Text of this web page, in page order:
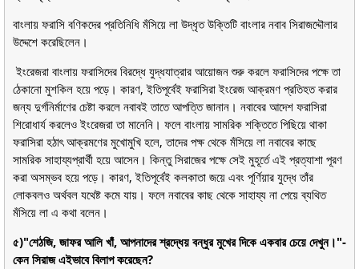
বাংলায় ফরাসি বণিকদের প্রতিনিধি মঁসিয়ে লা উদ্ধৃত উক্তিটি বাংলার নবাব সিরাজদ্দৌলার
উদ্দেশে করেছিলেন।
ইংরেজরা বাংলায় ফরাসিদের বিরদ্ধে যুদ্ধযাত্রার আয়োজন শুরু করলে ফরাসিদের পক্ষে তা
ঠেকানো মুশকিল হয়ে পড়ে। কারণ, ইতিপূর্বেই ফরাসিরা ইংরেজ আক্রমণ প্রতিহত করার
জন্য দুর্গনির্মাণের চেষ্টা করলে নবাবই তাতে আপত্তি জানান। নবাবের আদেশ ফরাসিরা
শিরোধার্য করলেও ইংরেজরা তা মানেনি। ফলে বাংলায় সামরিক শক্তিতে পিছিয়ে থাকা
ফরাসিরা হঠাৎ আক্রমণের মুখোমুখি হলে, তাদের পক্ষ থেকে মঁসিয়ে লা নবাবের কাছে
সামরিক সাহায্যপ্রার্থী হয়ে আসেন। কিন্তু সিরাজের পক্ষে সেই মুহূর্তে এই প্রত্যাশা পূরণ
করা অসম্ভব হয়ে পড়ে। কারণ, ইতিপূর্বেই কলকাতা জয়ে এবং পূর্ণিয়ার যুদ্ধে তাঁর
লোকবলও অর্থবল যথেষ্ট কমে যায়। ফলে নবাবের কাছ থেকে সাহায্য না পেয়ে ব্যথিত
মঁসিয়ে লা এ কথা বলেন।
৫)"শেঠজি, জাফর আলি খাঁ, আপনাদের শ্রদ্ধেয় বন্ধুর মুখের দিকে একবার চেয়ে দেখুন।"-
কেন সিরাজ এইভাবে বিলাপ করেছেন?